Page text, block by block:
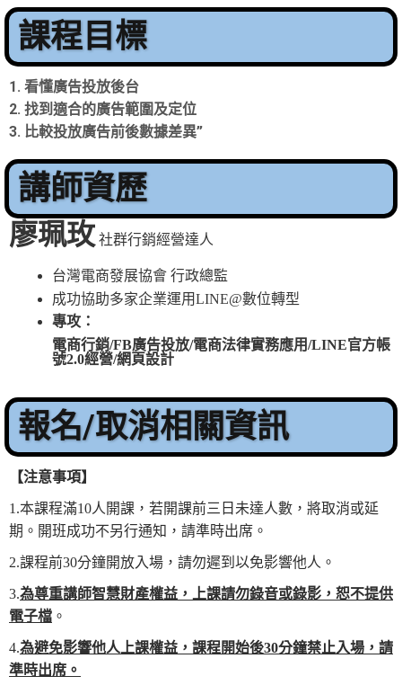
課程目標
1. 看懂廣告投放後台
2. 找到適合的廣告範圍及定位
3. 比較投放廣告前後數據差異”
講師資歷
廖珮玫 社群行銷經營達人
台灣電商發展協會 行政總監
成功協助多家企業運用LINE@數位轉型
專攻 ：
電商行銷/FB廣告投放/電商法律實務應用/LINE官方帳
號2.0經營/網頁設計
報名/取消相關資訊
【注意事項】
1.本課程滿10人開課，若開課前三日未達人數，將取消或延
期。開班成功不另行通知，請準時出席。
2.課程前30分鐘開放入場，請勿遲到以免影響他人。
3.為尊重講師智慧財產權益，上課請勿錄音或錄影，恕不提供
電子檔 。
4.為避免影響他人上課權益，課程開始後30分鐘禁止入場，請
準時出席 。